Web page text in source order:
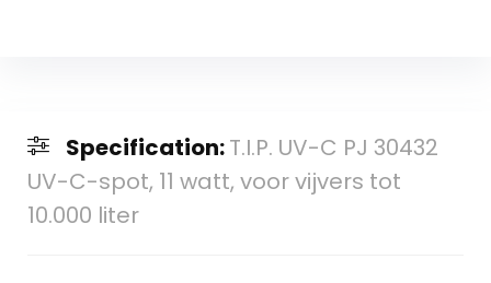
Specification:T.I.P. UV-C PJ 30432
UV-C-spot, 11 watt, voor vijvers tot
10.000 liter